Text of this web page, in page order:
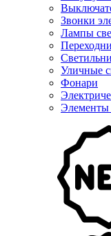
Звонки
Лампы
Уличные
Фонари
Элементы